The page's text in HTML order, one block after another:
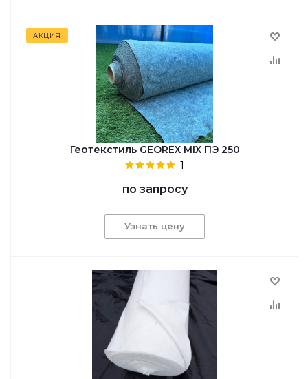
АКЦИЯ
Геотекстиль GEOREX MIX ПЭ 250
1
по запросу
Узнать цену